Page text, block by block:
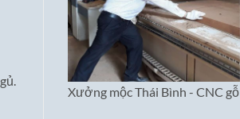
Xưởng mộc Thái Bình - CNC gỗ